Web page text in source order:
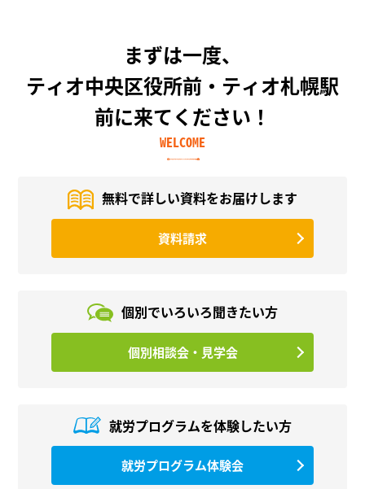
まずは一度、
ティオ中央区役所前・ティオ札幌駅
前に来てください！
WELCOME
無料で詳しい資料をお届けします
資料請求
個別でいろいろ聞きたい方
個別相談会・見学会
就労プログラムを体験したい方
就労プログラム体験会